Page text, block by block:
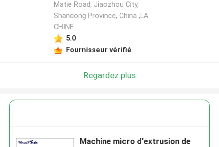
Matie Road, Jiaozhou City,
Shandong Province, China ,LA
CHINE
5.0
Fournisseur vérifié
Regardez plus
Machine micro d'extrusion de